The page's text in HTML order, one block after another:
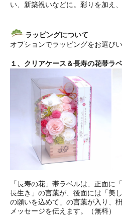
い、新築祝いなどに。彩りを加え
ラッピングについて
オプションでラッピングをお選びい
１、クリアケース＆長寿の花帯ラ
「長寿の花」帯ラベルは、正面に
長生き」の言葉が、後面には「美
の願いを込めて」の言葉が入り、
メッセージを伝えます。（無料）